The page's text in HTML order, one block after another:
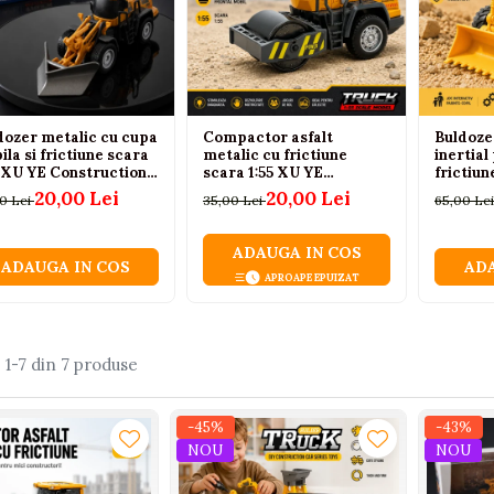
metalic cu cupa
si frictiune scara
XU YE Construction
Lei20,00 Lei
ADAUGA IN COS
Compactor asfalt
metalic cu frictiune
scara 1:55 XU YE
Construction Truck
35,00 Lei20,00 Lei
ADAUGA IN COS
APROAPE EPUIZAT
inertial
65,00
1-7 din 7 produse
-45%
NOU
-43%
NOU